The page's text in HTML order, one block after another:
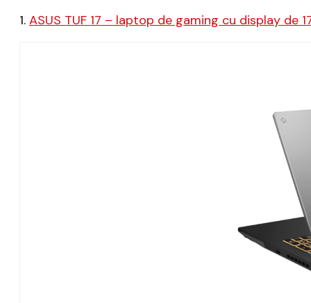
1. ASUS TUF 17 – laptop de gaming cu display de